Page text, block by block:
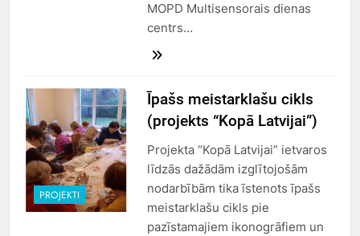
MOPD Multisensorais dienas
centrs…
PROJEKTI
Īpašs meistarklašu cikls
(projekts “Kopā Latvijai”)
Projekta “Kopā Latvijai” ietvaros
līdzās dažādām izglītojošām
nodarbībām tika īstenots īpašs
meistarklašu cikls pie
pazīstamajiem ikonogrāfiem un